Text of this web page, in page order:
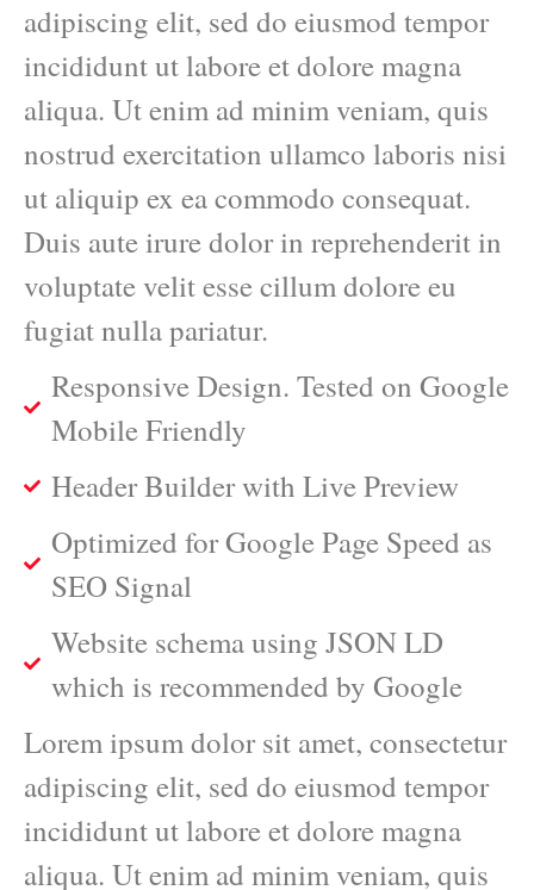
adipiscing elit, sed do eiusmod tempor
incididunt ut labore et dolore magna
aliqua. Ut enim ad minim veniam, quis
nostrud exercitation ullamco laboris nisi
ut aliquip ex ea commodo consequat.
Duis aute irure dolor in reprehenderit in
voluptate velit esse cillum dolore eu
fugiat nulla pariatur.
Responsive Design. Tested on Google
Mobile Friendly
Header Builder with Live Preview
Optimized for Google Page Speed as
SEO Signal
Website schema using JSON LD
which is recommended by Google
Lorem ipsum dolor sit amet, consectetur
adipiscing elit, sed do eiusmod tempor
incididunt ut labore et dolore magna
aliqua. Ut enim ad minim veniam, quis